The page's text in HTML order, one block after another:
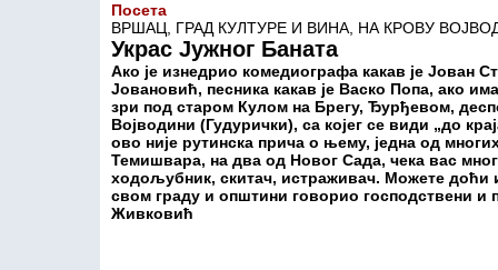
Посета
ВРШАЦ, ГРАД КУЛТУРЕ И ВИНА, НА КРОВУ
Украс Јужног Баната
Ако је изнедрио комедиографа какав је Јован
Јовановић, песника какав је Васко Попа, ако
зри под старом Кулом на Брегу, Ђурђевом,
Војводини (Гудурички), са којег се види „до
ово није рутинска прича о њему, једна од
Темишвара, на два од Новог Сада, чека вас
ходољубник, скитач, истраживач. Можете доћи
свом граду и општини говорио господствени
Живковић